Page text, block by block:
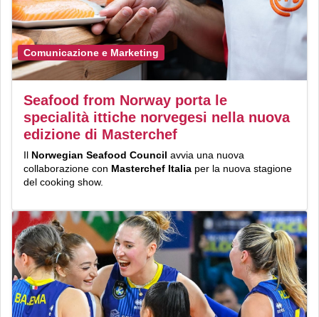
Comunicazione e Marketing
Seafood from Norway porta le
specialità ittiche norvegesi nella nuova
edizione di Masterchef
Il Norwegian Seafood Council avvia una nuova
collaborazione con Masterchef Italia per la nuova stagione
del cooking show.